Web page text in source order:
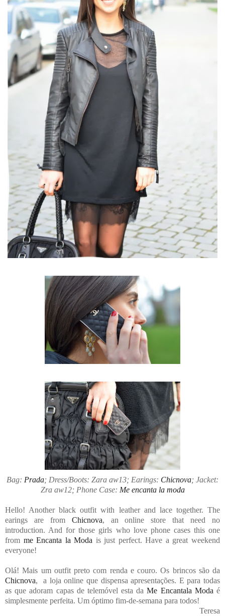
Bag: Prada; Dress/Boots: Zara aw13; Earings: Chicnova; Jacket:
Zra aw12; Phone Case: Me encanta la moda
Hello! Another black outfit with leather and lace together. The
earings are from Chicnova, an online store that need no
introduction. And for those girls who love phone cases this one
from me Encanta la Moda is just perfect. Have a great weekend
everyone!
Olá! Mais um outfit preto com renda e couro. Os brincos são da
Chicnova,
a loja online que dispensa apresentações. E para todas
as que adoram capas de telemóvel esta daMe Encantala Moda é
simplesmente perfeita. Um óptimo fim-de-semana para todos!
Teresa